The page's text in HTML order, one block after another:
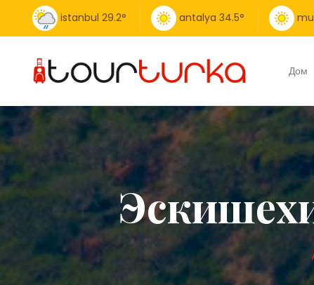
istanbul 29.2° antalya 34.5°
Дом